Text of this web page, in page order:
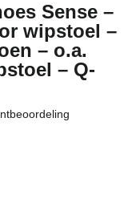
Sense –
wipstoel –
– o.a.
– Q-